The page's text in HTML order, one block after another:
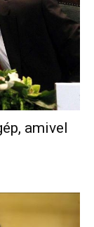
amivel